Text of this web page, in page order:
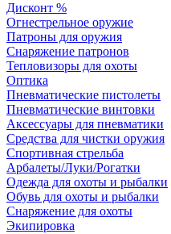
Дисконт %
Огнестрельное оружие
Патроны для оружия
Снаряжение патронов
Тепловизоры для охоты
Оптика
Пневматические пистолеты
Пневматические винтовки
Аксессуары для пневматики
Средства для чистки оружия
Спортивная стрельба
Арбалеты/Луки/Рогатки
Одежда для охоты и рыбалки
Обувь для охоты и рыбалки
Снаряжение для охоты
Экипировка